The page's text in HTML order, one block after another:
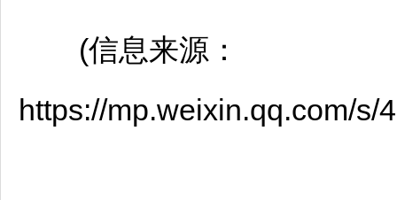
(信息来源：
https://mp.weixin.qq.com/s/